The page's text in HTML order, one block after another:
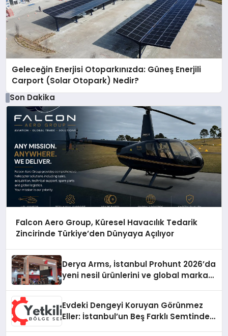
Geleceğin Enerjisi Otoparkınızda: Güneş Enerjili
Carport (Solar Otopark) Nedir?
Son Dakika
Falcon Aero Group, Küresel Havacılık Tedarik
Zincirinde Türkiye’den Dünyaya Açılıyor
Derya Arms, İstanbul Prohunt 2026’da
yeni nesil ürünlerini ve global marka
Evdeki Dengeyi Koruyan Görünmez
Eller: İstanbul’un Beş Farklı Semtinde